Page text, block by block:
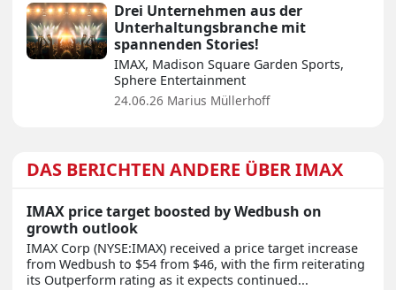
Drei Unternehmen aus der
Unterhaltungsbranche mit
spannenden Stories!
IMAX, Madison Square Garden Sports,
Sphere Entertainment
24.06.26 Marius Müllerhoff
DAS BERICHTEN ANDERE ÜBER IMAX
IMAX price target boosted by Wedbush on
growth outlook
IMAX Corp (NYSE:IMAX) received a price target increase
from Wedbush to $54 from $46, with the firm reiterating
its Outperform rating as it expects continued...